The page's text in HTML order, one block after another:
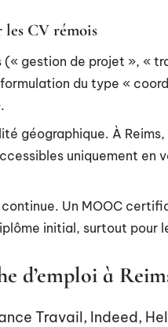
les CV rémois
(« gestion de projet », «
du type «
géographique. À
uniquement en
Un MOOC
initial, surtout pour
d’emploi à
Travail, Indeed,